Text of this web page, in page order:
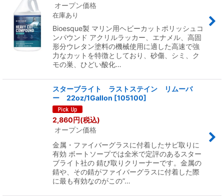
オープン価格
在庫あり
Bioesque製 マリン用ヘビーカットポリッシュコ
ンパウンド アクリルラッカー、エナメル、高固
形分ウレタン塗料の機械使用に適した高速で強
力なカットを特徴としており、砂傷、シミ、ク
モの巣、ひどい酸化…
スターブライト ラストステイン リムーバ
ー 22oz/1Gallon [105100]
2,860円(税込)
オープン価格
金属・ファイバーグラスに付着したサビ取りに
有効 ボートソープでは全米で定評のあるスター
ブライト社の 錆び取りクリーナーです。金属の
錆や、その錆がファイバーグラスに付着した際
に最も有効なのがこの”…